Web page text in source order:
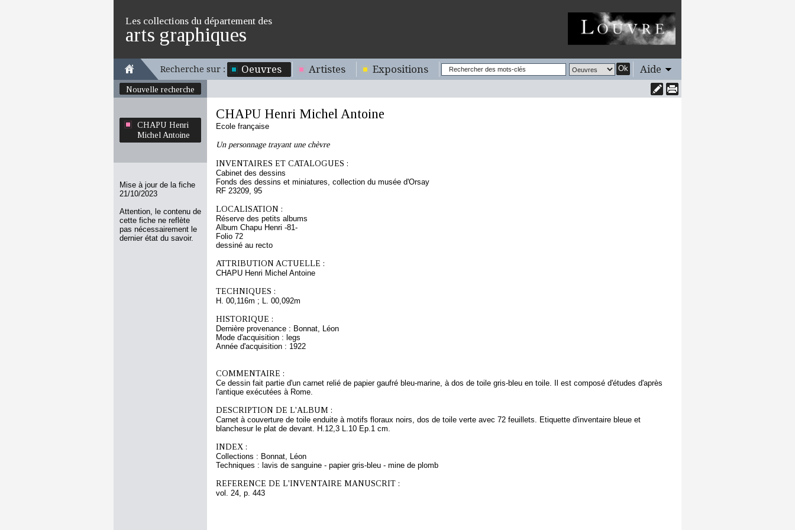
Les collections du département des
arts graphiques
Recherche sur : Oeuvres Artistes Expositions Ok Aide
Nouvelle recherche
CHAPU Henri
Michel Antoine
Mise à jour de la fiche
21/10/2023
Attention, le contenu de
cette fiche ne reflète
pas nécessairement le
dernier état du savoir.
CHAPU Henri Michel Antoine
Ecole française
Un personnage trayant une chèvre
INVENTAIRES ET CATALOGUES :
Cabinet des dessins
Fonds des dessins et miniatures, collection du musée d'Orsay
RF 23209, 95
LOCALISATION :
Réserve des petits albums
Album Chapu Henri -81-
Folio 72
dessiné au recto
ATTRIBUTION ACTUELLE :
CHAPU Henri Michel Antoine
TECHNIQUES :
H. 00,116m ; L. 00,092m
HISTORIQUE :
Dernière provenance : Bonnat, Léon
Mode d'acquisition : legs
Année d'acquisition : 1922
COMMENTAIRE :
Ce dessin fait partie d'un carnet relié de papier gaufré bleu-marine, à dos de toile gris-bleu en toile. Il est composé d'études d'après
l'antique exécutées à Rome.
DESCRIPTION DE L'ALBUM :
Carnet à couverture de toile enduite à motifs floraux noirs, dos de toile verte avec 72 feuillets. Etiquette d'inventaire bleue et
blanchesur le plat de devant. H.12,3 L.10 Ep.1 cm.
INDEX :
Collections : Bonnat, Léon
Techniques : lavis de sanguine - papier gris-bleu - mine de plomb
REFERENCE DE L'INVENTAIRE MANUSCRIT :
vol. 24, p. 443